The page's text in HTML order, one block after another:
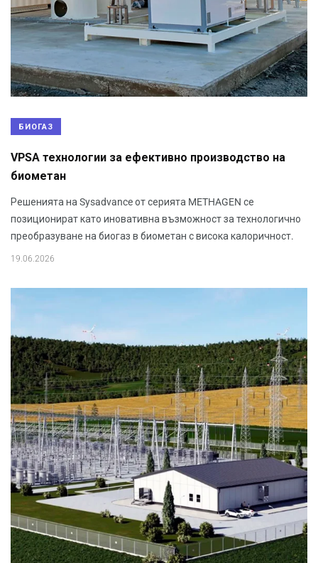
БИОГАЗ
VPSA технологии за ефективно производство на
биометан
Решенията на Sysadvance от серията METHAGEN се
позиционират като иновативна възможност за технологично
преобразуване на биогаз в биометан с висока калоричност.
19.06.2026